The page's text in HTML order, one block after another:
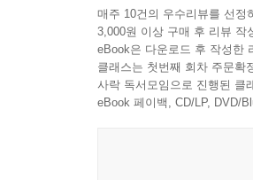
매주 10건의 우수리뷰를 선정
3,000원 이상 구매 후 리뷰 작
eBook은 다운로드 후 작성한
클래스는 첫번째 회차 주문확
사락 독서모임으로 진행된 클
eBook 페이백, CD/LP, DVD/